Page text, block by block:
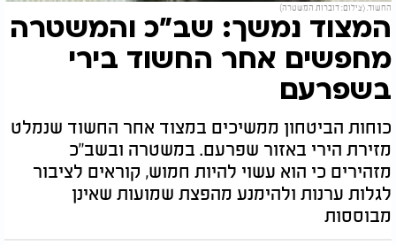
החשוד. (צילום: דוברות המשטרה)
המצוד נמשך: שב"כ והמשטרה
מחפשים אחר החשוד בירי
בשפרעם
כוחות הביטחון ממשיכים במצוד אחר החשוד שנמלט
מזירת הירי באזור שפרעם. במשטרה ובשב"כ
מזהירים כי הוא עשוי להיות חמוש, קוראים לציבור
לגלות ערנות ולהימנע מהפצת שמועות שאינן
מבוססות